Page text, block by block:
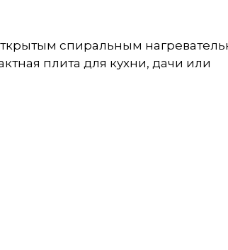
спиральным
плита для кухни, дачи или